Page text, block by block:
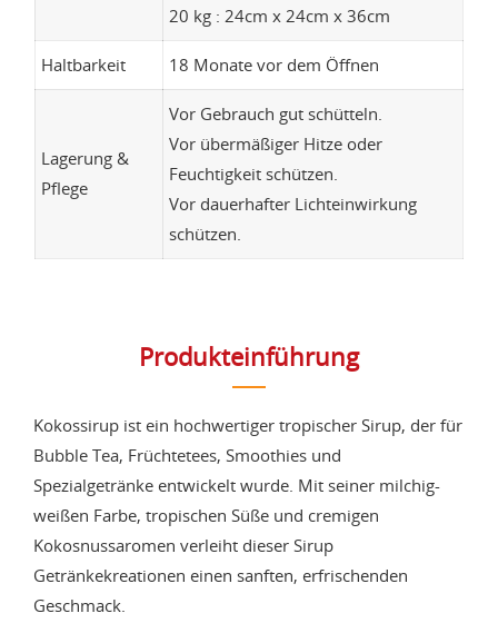
20 kg : 24cm x 24cm x 36cm
Haltbarkeit 18 Monate vor dem Öffnen
Lagerung &
Pflege
Vor Gebrauch gut schütteln.
Vor übermäßiger Hitze oder
Feuchtigkeit schützen.
Vor dauerhafter Lichteinwirkung
schützen.
Produkteinführung
Kokossirup ist ein hochwertiger tropischer Sirup, der für
Bubble Tea, Früchtetees, Smoothies und
Spezialgetränke entwickelt wurde. Mit seiner milchig-
weißen Farbe, tropischen Süße und cremigen
Kokosnussaromen verleiht dieser Sirup
Getränkekreationen einen sanften, erfrischenden
Geschmack.